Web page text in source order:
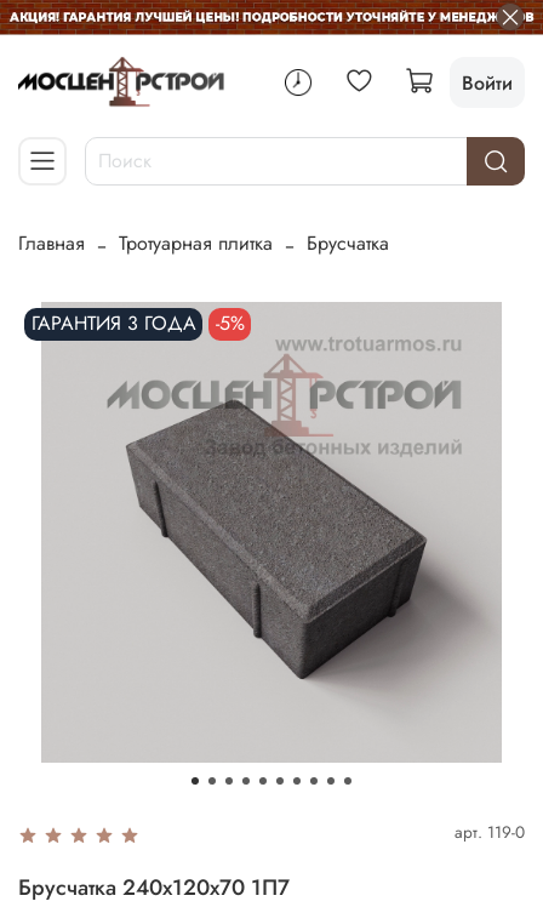
Войти
Главная Тротуарная плитка Брусчатка
ГАРАНТИЯ 3 ГОДА -5%
арт. 119-0
Брусчатка 240х120х70 1П7